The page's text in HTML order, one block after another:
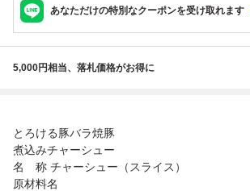
あなただけの特別なクーポンを受け取れます
5,000円相当、落札価格がお得に
とろける豚バラ焼豚
煮込みチャーシュー
名 称 チャーシュー（スライス）
原材料名